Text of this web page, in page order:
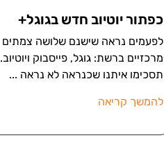
כפתור יוטיוב חדש בגוגל+
לפעמים נראה שישנם שלושה צמתים
מרכזיים ברשת: גוגל, פייסבוק ויוטיוב.
תסכימו איתנו שכנראה לא נראה
להמשך קריאה